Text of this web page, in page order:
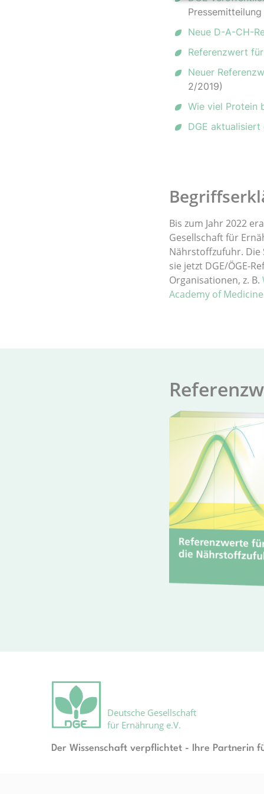
Neue D-A-CH-
Referenzwert
Neuer
2/2019)
Wie viel Protein
DGE
Bis zum Jahr 2022
Gesellschaft für
Nährstoffzufuhr. Die
sie jetzt DGE/ÖGE-
Organisationen, z. B.
Academy of Medicine
Deutsche Gesellschaft
für Ernährung e.V.
Der Wissenschaft verpflichtet - Ihre Partnerin